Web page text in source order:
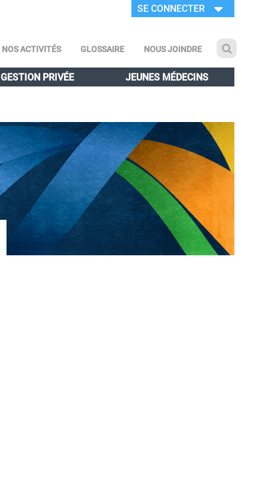
SE CONNECTER
NOS ACTIVITÉS GLOSSAIRE NOUS JOINDRE
GESTION PRIVÉE JEUNES MÉDECINS